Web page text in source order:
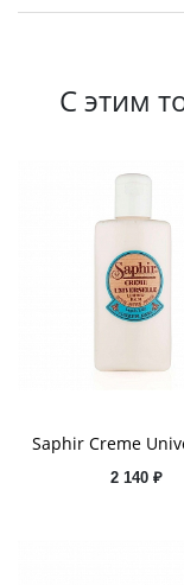
С этим
Saphir Creme
2 140 ₽